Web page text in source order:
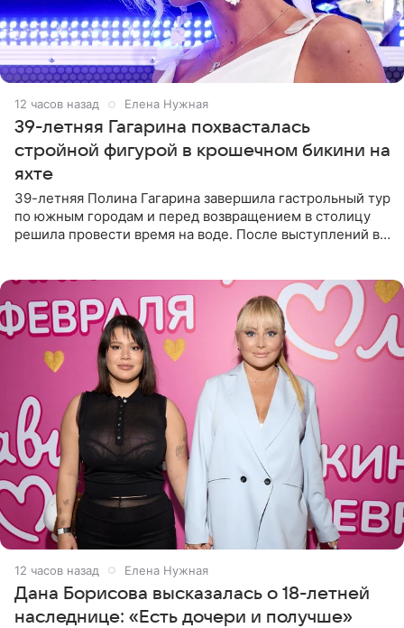
12 часов назад Елена Нужная
39-летняя Гагарина похвасталась
стройной фигурой в крошечном бикини на
яхте
39-летняя Полина Гагарина завершила гастрольный тур
по южным городам и перед возвращением в столицу
решила провести время на воде. После выступлений в
12 часов назад Елена Нужная
Дана Борисова высказалась о 18-летней
наследнице: «Есть дочери и получше»